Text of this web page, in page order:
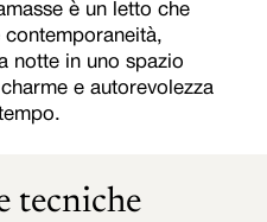
è un letto che
notte in uno spazio
e autorevolezza
tecniche